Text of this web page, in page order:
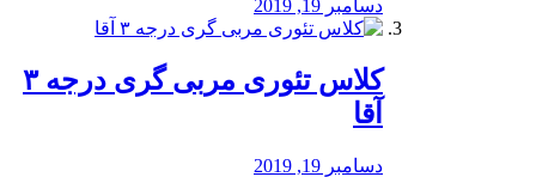
دسامبر 19, 2019
کلاس تئوری مربی گری درجه ۳
آقا
دسامبر 19, 2019